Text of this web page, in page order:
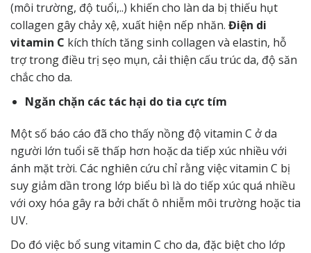
(môi trường, độ tuổi,..) khiến cho làn da bị thiếu hụt
collagen gây chảy xệ, xuất hiện nếp nhăn. Điện di
vitamin C kích thích tăng sinh collagen và elastin, hỗ
trợ trong điều trị sẹo mụn, cải thiện cấu trúc da, độ săn
chắc cho da.
Ngăn chặn các tác hại do tia cực tím
Một số báo cáo đã cho thấy nồng độ vitamin C ở da
người lớn tuổi sẽ thấp hơn hoặc da tiếp xúc nhiều với
ánh mặt trời. Các nghiên cứu chỉ rằng việc vitamin C bị
suy giảm dần trong lớp biểu bì là do tiếp xúc quá nhiều
với oxy hóa gây ra bởi chất ô nhiễm môi trường hoặc tia
UV.
Do đó việc bổ sung vitamin C cho da, đặc biệt cho lớp